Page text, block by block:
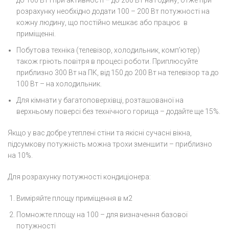
розрахунку необхідно додати 100 – 200 Вт потужності на
кожну людину, що постійно мешкає або працює в
приміщенні.
Побутова техніка (телевізор, холодильник, комп’ютер)
також гріють повітря в процесі роботи. Приплюсуйте
приблизно 300 Вт на ПК, від 150 до 200 Вт на телевізор та до
100 Вт – на холодильник.
Для кімнати у багатоповерхівці, розташованої на
верхньому поверсі без технічного горища – додайте ще 15%.
Якщо у вас добре утеплені стіни та якісні сучасні вікна,
підсумкову потужність можна трохи зменшити – приблизно
на 10%.
Для розрахунку потужності кондиціонера:
Виміряйте площу приміщення в м2
Помножте площу на 100 – для визначення базової
потужності